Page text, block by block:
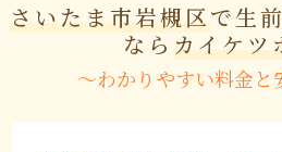
さいたま市岩槻区で生
なら カイケツ
〜わかりやすい料金と